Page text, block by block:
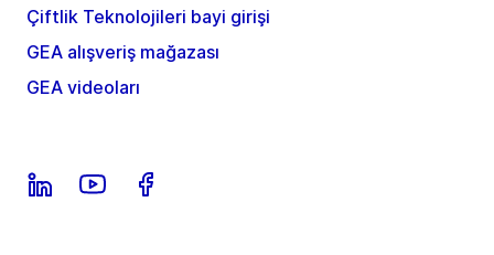
Çiftlik Teknolojileri bayi girişi
GEA alışveriş mağazası
GEA videoları